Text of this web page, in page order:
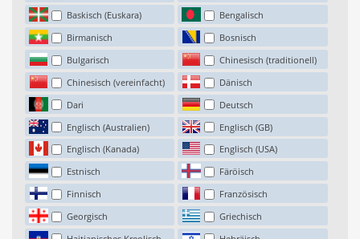
Baskisch (Euskara)
Bengalisch
Birmanisch
Bosnisch
Bulgarisch
Chinesisch (traditionell)
Chinesisch (vereinfacht)
Dänisch
Dari
Deutsch
Englisch (Australien)
Englisch (GB)
Englisch (Kanada)
Englisch (USA)
Estnisch
Färöisch
Finnisch
Französisch
Georgisch
Griechisch